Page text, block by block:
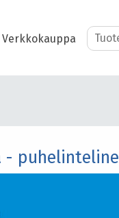
Verkkokauppa
- puhelinteline